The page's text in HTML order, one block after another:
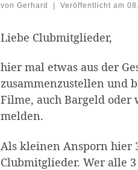
von Gerhard | Veröffentlicht am
Liebe Clubmitglieder,
hier mal etwas aus der
zusammenzustellen und
Filme, auch Bargeld
melden.
Als kleinen Ansporn hier
Clubmitglieder. Wer alle